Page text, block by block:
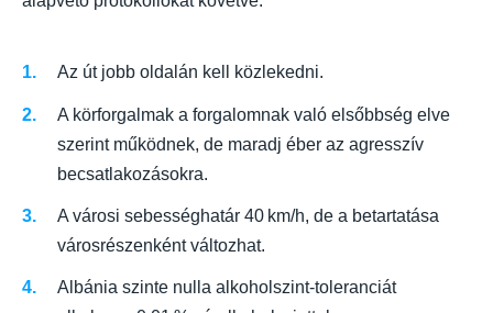
Az út jobb oldalán kell közlekedni.
A körforgalmak a forgalomnak való elsőbbség elve
szerint működnek, de maradj éber az agresszív
becsatlakozásokra.
A városi sebességhatár 40 km/h, de a betartatása
városrészenként változhat.
Albánia szinte nulla alkoholszint-toleranciát